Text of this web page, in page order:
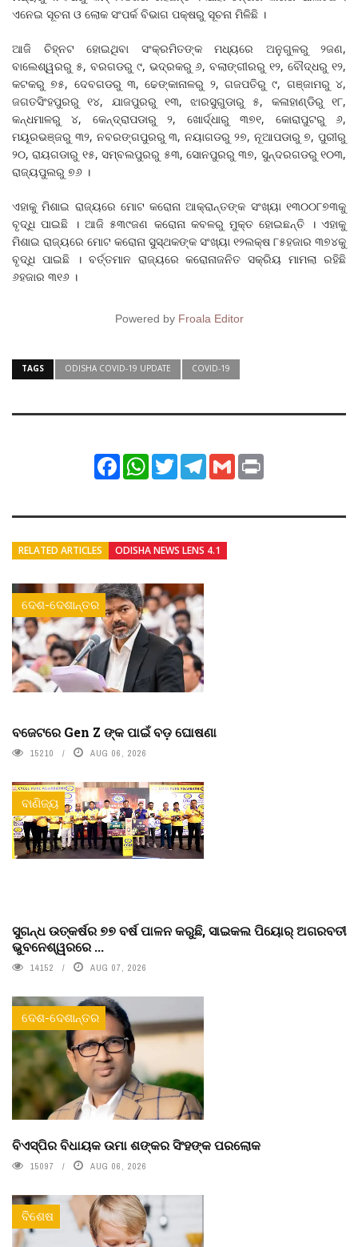
ଏନେଇ ସୂଚନା ଓ ଲୋକ ସଂପର୍କ ବିଭାଗ ପକ୍ଷରୁ ସୂଚନା ମିଳିଛି ।
ଆଜି ଚିହ୍ନଟ ହୋଇଥିବା ସଂକ୍ରମିତଙ୍କ ମଧ୍ୟରେ ଅନୁଗୁଳରୁ ୨ଜଣ,
ବାଲେଶ୍ୱରରୁ ୫, ବରଗଡରୁ ୯, ଭଦ୍ରକରୁ ୬, ବଲାଙ୍ଗୀରରୁ ୧୨, ବୌଦ୍ଧରୁ ୧୨,
କଟକରୁ ୭୫, ଦେବଗଡରୁ ୩, ଢେଙ୍କାନାଳରୁ ୨, ଗଜପତିରୁ ୯, ଗଞ୍ଜାମରୁ ୪,
ଜଗତସିଂହପୁରରୁ ୧୪, ଯାଜପୁରରୁ ୧୩, ଝାରସୁଗୁଡାରୁ ୫, କଳାହାଣ୍ଡିରୁ ୧୮,
କନ୍ଧମାଳରୁ ୪, କେନ୍ଦ୍ରାପଡାରୁ ୨, ଖୋର୍ଦ୍ଧାରୁ ୩୭୧, କୋରାପୁଟରୁ ୬,
ମୟୂରଭଞ୍ଜରୁ ୩୨, ନବରଙ୍ଗପୁରରୁ ୩, ନୟାଗଡରୁ ୨୭, ନୂଆପଡାରୁ ୭, ପୁରୀରୁ
୨୦, ରାୟଗଡାରୁ ୧୫, ସମ୍ବଲପୁରରୁ ୫୩, ସୋନପୁରରୁ ୩୭, ସୁନ୍ଦରଗଡରୁ ୧୦୩,
ରାଜ୍ୟପୁଲରୁ ୭୬ ।
ଏହାକୁ ମିଶାଇ ରାଜ୍ୟରେ ମୋଟ କରୋନା ଆକ୍ରାନ୍ତଙ୍କ ସଂଖ୍ୟା ୧୩୦୦୮୭୩କୁ
ବୃଦ୍ଧି ପାଇଛି । ଆଜି ୫୩୯ଜଣ କରୋନା କବଳରୁ ମୁକ୍ତ ହୋଇଛନ୍ତି । ଏହାକୁ
ମିଶାଇ ରାଜ୍ୟରେ ମୋଟ କରୋନା ସୁସ୍ଥକଙ୍କ ସଂଖ୍ୟା ୧୨ଲକ୍ଷ ୮୫ହଜାର ୩୭୪କୁ
ବୃଦ୍ଧି ପାଇଛି । ବର୍ତ୍ତମାନ ରାଜ୍ୟରେ କରୋନାଜନିତ ସକ୍ରିୟ ମାମଲା ରହିଛି
୬ହଜାର ୩୧୬ ।
Powered by Froala Editor
TAGS ODISHA COVID-19 UPDATE COVID-19
FacebookWhatsApp
TwitterTelegram
Gmail
RELATED ARTICLES ODISHA NEWS LENS 4.1
ଦେଶ-ଦେଶାନ୍ତର
ବଜେଟରେ Gen Z ଙ୍କ ପାଇଁ ବଡ଼ ଘୋଷଣା
15210 AUG 06, 2026
ବାଣିଜ୍ୟ
ସୁଗନ୍ଧ ଉତ୍କର୍ଷର ୭୭ ବର୍ଷ ପାଳନ କରୁଛି, ସାଇକଲ ପିୟୋର୍‌ ଅଗରବତୀ
ଭୁବନେଶ୍ୱରରେ ...
14152 AUG 07, 2026
ଦେଶ-ଦେଶାନ୍ତର
ବିଏସ୍‌ପିର ବିଧାୟକ ଉମା ଶଙ୍କର ସିଂହଙ୍କ ପରଲୋକ
15097 AUG 06, 2026
ବିଶେଷ